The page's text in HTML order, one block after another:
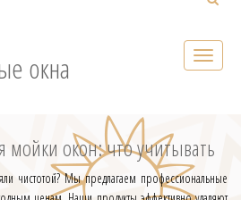
окна
мойки окон: что учитывать
чистотой? Мы предлагаем профессиональные